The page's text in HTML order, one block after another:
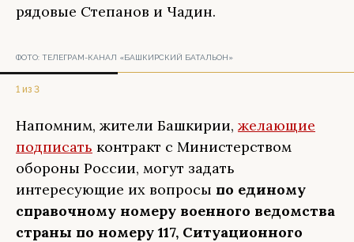
рядовые Степанов и Чадин.
ФОТО: ТЕЛЕГРАМ-КАНАЛ «БАШКИРСКИЙ БАТАЛЬОН»
1 из 3
Напомним, жители Башкирии, желающие
подписать контракт с Министерством
обороны России, могут задать
интересующие их вопросы по единому
справочному номеру военного ведомства
страны по номеру 117, Ситуационного